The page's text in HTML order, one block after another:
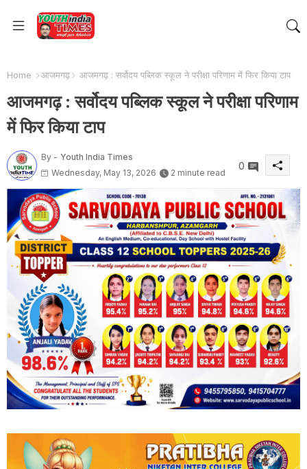
Home आजमगढ़ आजमगढ़ : सर्वोदय पब्लिक स्कूल ने परीक्षा परिणाम में फिर किया टाप
आजमगढ़ : सर्वोदय पब्लिक स्कूल ने परीक्षा परिणाम
में फिर किया टाप
By - Youth India Times
Wednesday, May 13, 2026
2 minute read
0